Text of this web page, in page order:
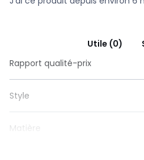
Utile (0)
Rapport qualité-prix
Style
Matière